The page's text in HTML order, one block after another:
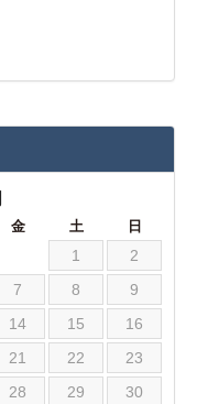
金 土 日
1
2
7 8
9
14 15
16
21 22
23
28 29
30